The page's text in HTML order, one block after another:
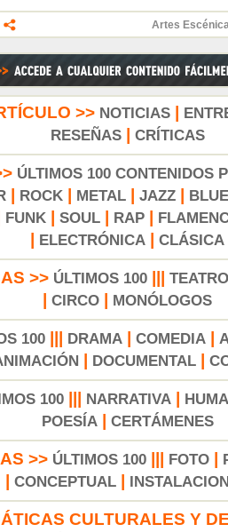
Artes
>> NOTICIAS|
RESEÑAS| CRÍTICAS
ÚLTIMOS 100 CONTENIDOS
ROCK METAL JAZZ
FUNK SOUL RAP
ELECTRÓNICA CLÁSICA
>> ÚLTIMOS 100||| TEATRO
CIRCO MONÓLOGOS
100 DRAMA COMEDIA
DOCUMENTAL|
100 NARRATIVA
POESÍA| CERTÁMENES
>> ÚLTIMOS 100 FOTO
CONCEPTUAL
CULTURALES Y